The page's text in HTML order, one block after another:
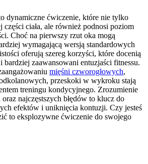
dynamiczne ćwiczenie, które nie tylko
części ciała, ale również podnosi poziom
Choć na pierwszy rzut oka mogą
wymagającą wersją standardowych
oferują szereg korzyści, które docenią
bardziej zaawansowani entuzjaści fitnessu.
mięśni czworogłowych,
przeskoki w wykroku stają
treningu kondycyjnego. Zrozumienie
najczęstszych błędów to klucz do
efektów i uniknięcia kontuzji. Czy jesteś
to eksplozywne ćwiczenie do swojego